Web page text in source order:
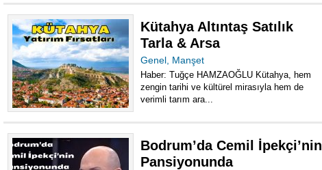
Kütahya Altıntaş Satılık
Tarla & Arsa
Genel Manşet
Haber: Tuğçe HAMZAOĞLU Kütahya, hem
zengin tarihi ve kültürel mirasıyla hem de
verimli tarım ara...
Bodrum’da Cemil İpekçi’nin
Pansiyonunda